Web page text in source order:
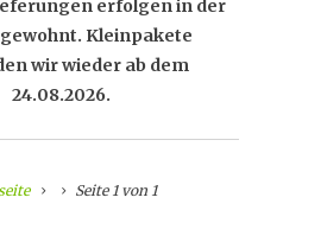
erfolgen in der
Kleinpakete
wir wieder ab dem
24.08.2026.
Seite 1 von 1